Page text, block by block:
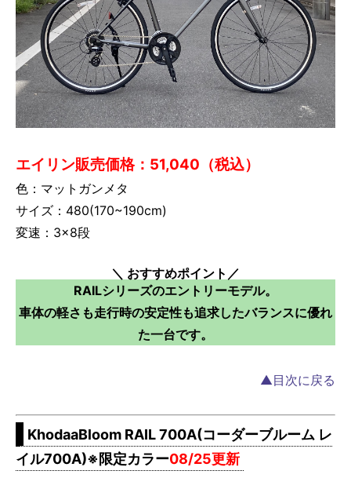
エイリン販売価格：51,040（税込）
色：マットガンメタ
サイズ：480(170~190cm)
変速：3×8段
＼ おすすめポイント／
RAILシリーズのエントリーモデル。
車体の軽さも走行時の安定性も追求したバランスに優れ
た一台です。
▲目次に戻る
KhodaaBloom RAIL 700A(コーダーブルーム レ
イル700A)※限定カラー08/25更新